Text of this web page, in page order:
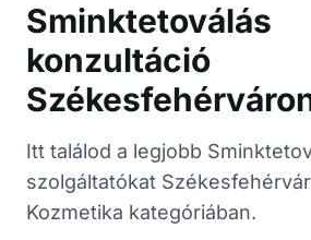
Sminktetoválás
konzultáció
Itt találod a legjobb
szolgáltatókat
Kozmetika kategóriában.